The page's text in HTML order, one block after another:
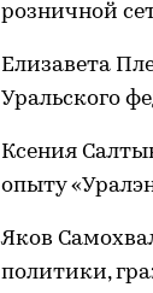
розничной
Елизавета
Уральского
Ксения
опыту
Яков
политики,